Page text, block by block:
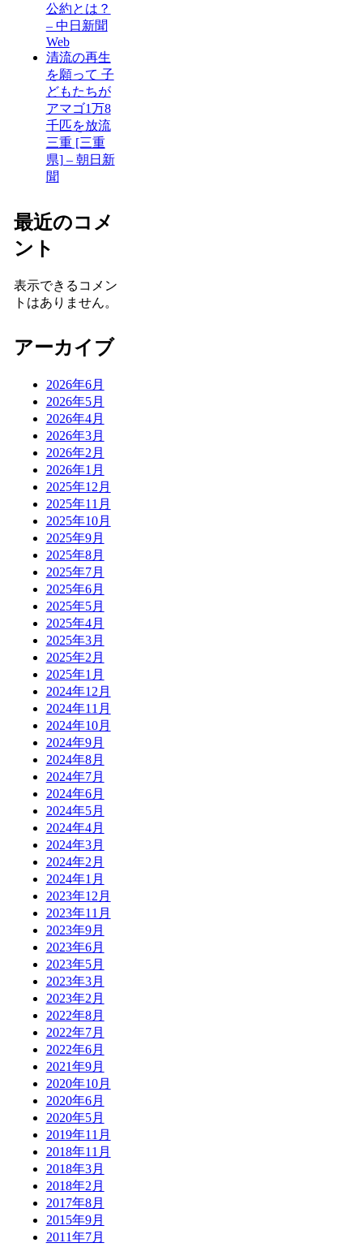
公約とは？
– 中日新聞
Web
清流の再生
を願って 子
どもたちが
アマゴ1万8
千匹を放流
三重 [三重
県] – 朝日新
聞
最近のコメ
ント
表示できるコメン
トはありません。
アーカイブ
2026年6月
2026年5月
2026年4月
2026年3月
2026年2月
2026年1月
2025年12月
2025年11月
2025年10月
2025年9月
2025年8月
2025年7月
2025年6月
2025年5月
2025年4月
2025年3月
2025年2月
2025年1月
2024年12月
2024年11月
2024年10月
2024年9月
2024年8月
2024年7月
2024年6月
2024年5月
2024年4月
2024年3月
2024年2月
2024年1月
2023年12月
2023年11月
2023年9月
2023年6月
2023年5月
2023年3月
2023年2月
2022年8月
2022年7月
2022年6月
2021年9月
2020年10月
2020年6月
2020年5月
2019年11月
2018年11月
2018年3月
2018年2月
2017年8月
2015年9月
2011年7月